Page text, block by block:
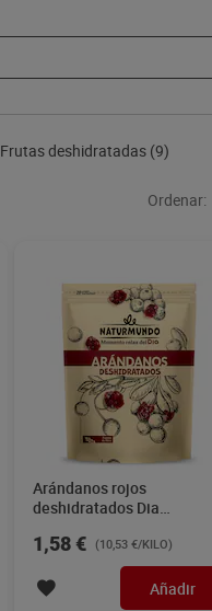
Frutas deshidratadas (9)
Ordenar:
Arándanos rojos
deshidratados Dia
1,58 € (10,53 €/KILO)
Añadir